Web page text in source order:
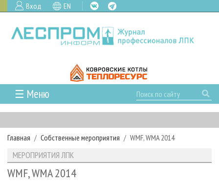
Вход EN
☰ Меню
ГЛАВНАЯ
РУБРИКИ И ТЕМЫ
РУБРИКИ ЖУРНАЛА
ЛЕСНОЕ ХОЗЯЙСТВО
ЛЕСОЗАГОТОВКА
НОВОСТИ
КАЛЕНДАРЬ СОБЫТИЙ
НОВОСТИ ЛПК
ПРОЕКТЫ ЛПИ
АНАЛИТИКА
АРХИВ
Главная Собственные мероприятия WMF, WMA 2014
МЕРОПРИЯТИЯ ЛПК
WMF, WMA 2014